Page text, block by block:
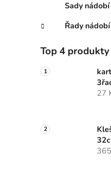
Sady nádobí
Řady nádobí
Top 4 produkty
27